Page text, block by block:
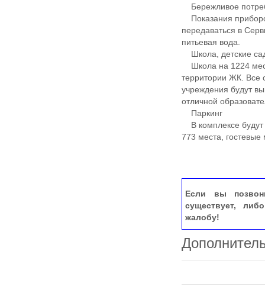
Бережливое
Показания
передаваться в
питьевая вода.
Школа, детские
Школа на 1224
территории ЖК. Все
учреждения будут
отличной
Паркинг
В комплексе будут
773 места, гостевые
Если вы
существует,
жалобу!